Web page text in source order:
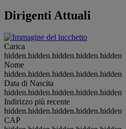
Dirigenti Attuali
Carica
hidden.hidden.hidden.hidden.hidden
Nome
hidden.hidden.hidden.hidden.hidden
Data di Nascita
hidden.hidden.hidden.hidden.hidden
Indirizzo più recente
hidden.hidden.hidden.hidden.hidden
CAP